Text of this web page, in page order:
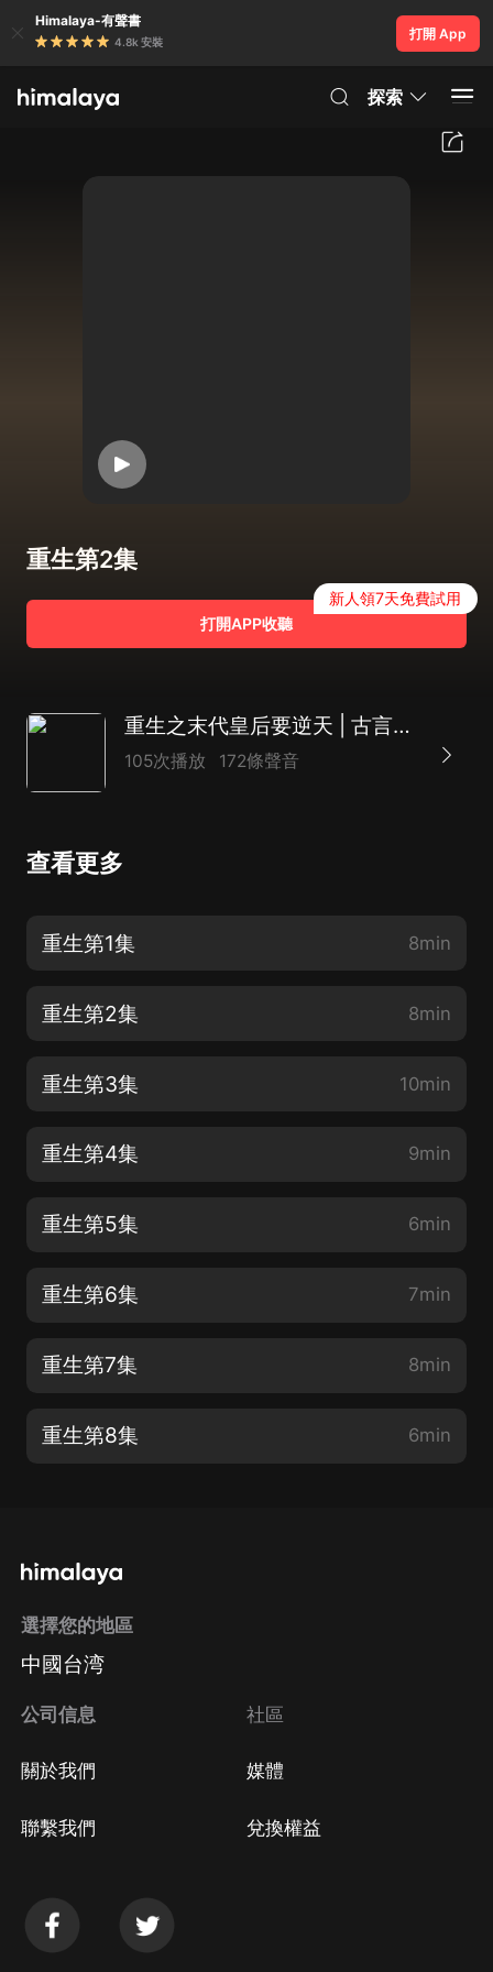
Himalaya-有聲書
4.8k 安裝
打開 App
探索
重生第2集
打開APP收聽
新人領7天免費試用
重生之末代皇后要逆天 | 古言種田 | 復仇虐渣
105次播放 172條聲音
查看更多
重生第1集 8min
重生第2集 8min
重生第3集 10min
重生第4集 9min
重生第5集 6min
重生第6集 7min
重生第7集 8min
重生第8集 6min
選擇您的地區
中國台湾
公司信息
關於我們
聯繫我們
社區
媒體
兌換權益